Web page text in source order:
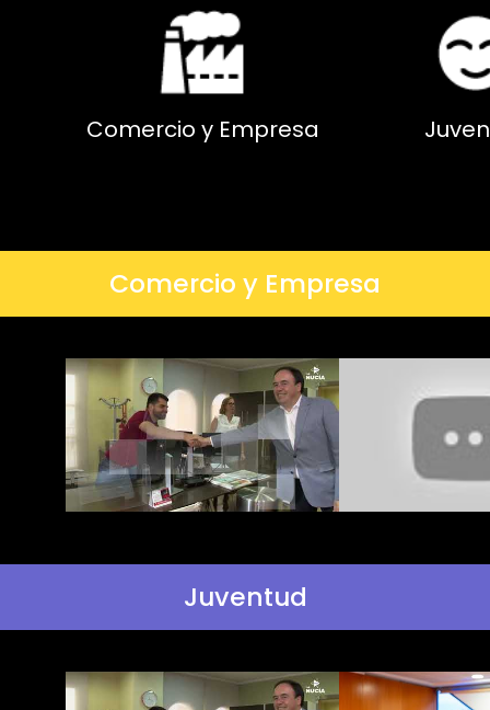
Comercio y Empresa
Comercio y Empresa
Juventud